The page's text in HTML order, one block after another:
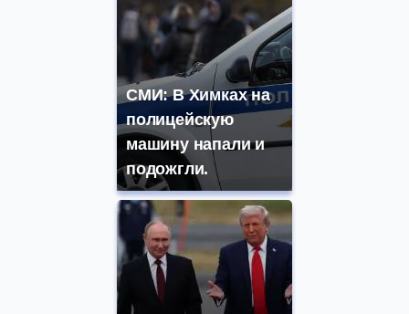
СМИ: В Химках на
полицейскую
машину напали и
подожгли.